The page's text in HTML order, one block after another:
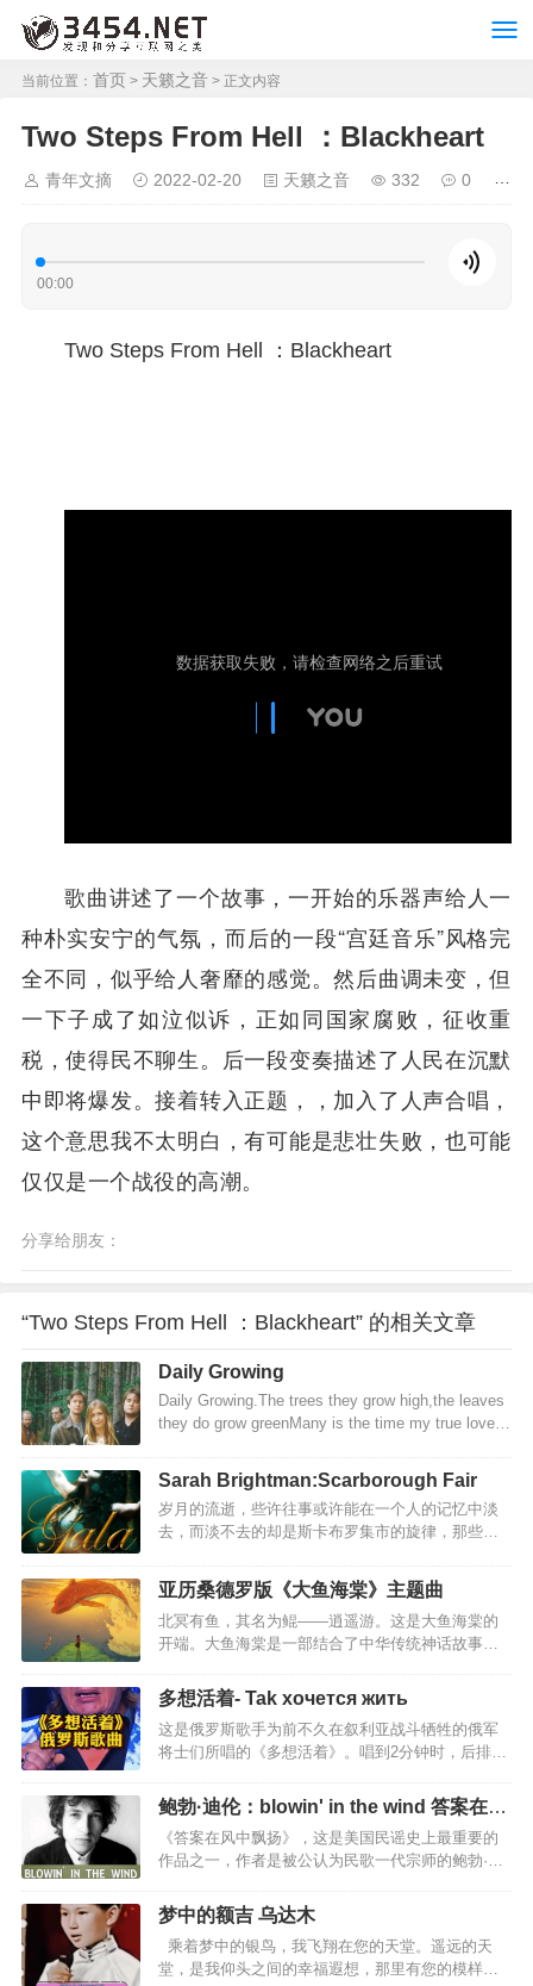
当前位置： 首页 > 天籁之音 > 正文内容
Two Steps From Hell ：Blackheart
青年文摘 2022-02-20 天籁之音 332 0
00:00
Two Steps From Hell ：Blackheart
歌曲讲述了一个故事，一开始的乐器声给人一
种朴实安宁的气氛，而后的一段“宫廷音乐”风格完
全不同，似乎给人奢靡的感觉。然后曲调未变，但
一下子成了如泣似诉，正如同国家腐败，征收重
税，使得民不聊生。后一段变奏描述了人民在沉默
中即将爆发。接着转入正题，，加入了人声合唱，
这个意思我不太明白，有可能是悲壮失败，也可能
仅仅是一个战役的高潮。
分享给朋友：
“Two Steps From Hell ：Blackheart” 的相关文章
Daily Growing
Daily Growing.The trees they grow high,the leaves
they do grow greenMany is the time my true love
aloneHe's young,but he's daily growingFather, dear
father,you've done me great wrongYou hav…
Sarah Brightman:Scarborough Fair
岁月的流逝，些许往事或许能在一个人的记忆中淡
去，而淡不去的却是斯卡布罗集市的旋律，那些快
默默守望它冉冉开放在相爱的日子，芬芳的誓言，
令人回首。Scarborough Fair（斯卡堡集市，也译作
斯卡布罗集市”），是一首旋律优美的经典英文歌
曲，曾作为第40届奥斯卡获奖影片《毕业生》（The
处的触动。《斯卡布罗集市》诉说了一个缠绵凄美
的爱情故事：一个参军的男青年远离自己相爱的姑
娘在战争中不幸遇难，但长满…
亚历桑德罗版《大鱼海棠》主题曲
北冥有鱼，其名为鲲——逍遥游。这是大鱼海棠的
开端。大鱼海棠是一部结合了中华传统神话故事的
承，拥有自身独有的魅力，通过描述三位主人公的
故事，为观众展开一方磅礴绚丽的世界。所有活着
的人类，都是海里一条巨大的鱼；出生的时候他们
从海的此岸出发。他们的生命就像横越大海，有时
相遇，有时分开死的时候，他们便到了岸，各去各
的世界。亚历桑德罗中国巡演西安站的最后，为了
还穿透灵魂，何其悲凉，震撼心灵。…
多想活着- Tak xoчется жить
这是俄罗斯歌手为前不久在叙利亚战斗牺牲的俄军
将士们所唱的《多想活着》。唱到2分钟时，后排开
全场起立。每个国家和民族都应该崇敬英雄，而不
是什么明星、大款。唯有如此，一个民族才有希望
和前途。如泣如诉的乐曲，哀思，伤感歌曲大意：
你知道吗 多想活着去观赏火红日出活着 正是为了去
爱与你相伴的所有人你知道吗 多想活着黎明时分 与
你一同醒来调煮咖啡世人尚在甜睡你知道吗 多想活
你知道吗 多想活着在你牺牲的一刹那站起向大…
鲍勃·迪伦：blowin' in the wind 答案在风
中飘扬
《答案在风中飘扬》，这是美国民谣史上最重要的
作品之一，作者是被公认为民歌一代宗师的鲍勃·迪
获得诺贝尔文学奖的获奖作品。虽然《答案在风中
飘扬》的时代背景是越战时期的美国社会，但是这
首歌的意境却可以说是「放诸四海而皆准」，同时
始终深受世界各地人们的喜爱。这并非一首简单的
梦中的额吉 乌达木
乘着梦中的银鸟，我飞翔在您的天堂。遥远的天
堂，是我仰头之间的幸福遐想，那里有您的模样，